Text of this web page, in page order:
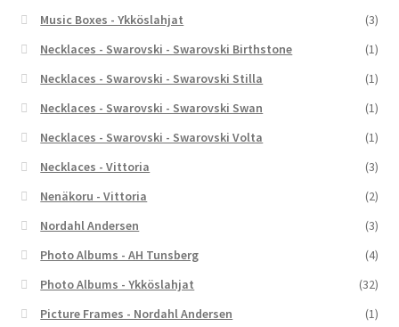
Music Boxes - Ykköslahjat
(3)
Necklaces - Swarovski - Swarovski Birthstone
(1)
Necklaces - Swarovski - Swarovski Stilla
(1)
Necklaces - Swarovski - Swarovski Swan
(1)
Necklaces - Swarovski - Swarovski Volta
(1)
Necklaces - Vittoria
(3)
Nenäkoru - Vittoria
(2)
Nordahl Andersen
(3)
Photo Albums - AH Tunsberg
(4)
Photo Albums - Ykköslahjat
(32)
Picture Frames - Nordahl Andersen
(1)